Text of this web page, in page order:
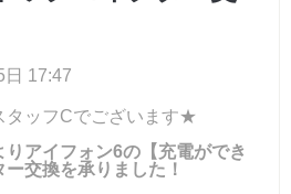
17:47
タッフCでございます★
アイフォン6の【充電ができ
交換を承りました！